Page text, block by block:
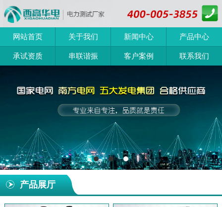
网站首页 关于我们 新闻中心 产品中心
承试资质 串联谐振 客户案例 联系我们
产品展厅